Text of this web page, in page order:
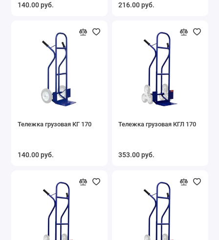
140.00 руб. 216.00 руб.
Тележка грузовая КГ 170
140.00 руб.
Тележка грузовая КГЛ 170
353.00 руб.